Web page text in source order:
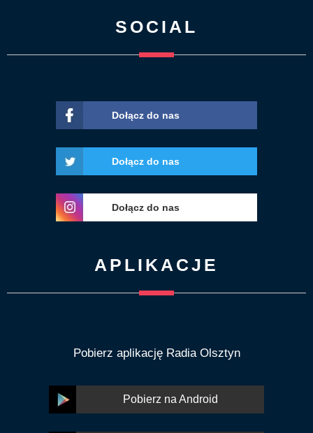
SOCIAL
Dołącz do nas
Dołącz do nas
Dołącz do nas
APLIKACJE
Pobierz aplikację Radia Olsztyn
Pobierz na Android